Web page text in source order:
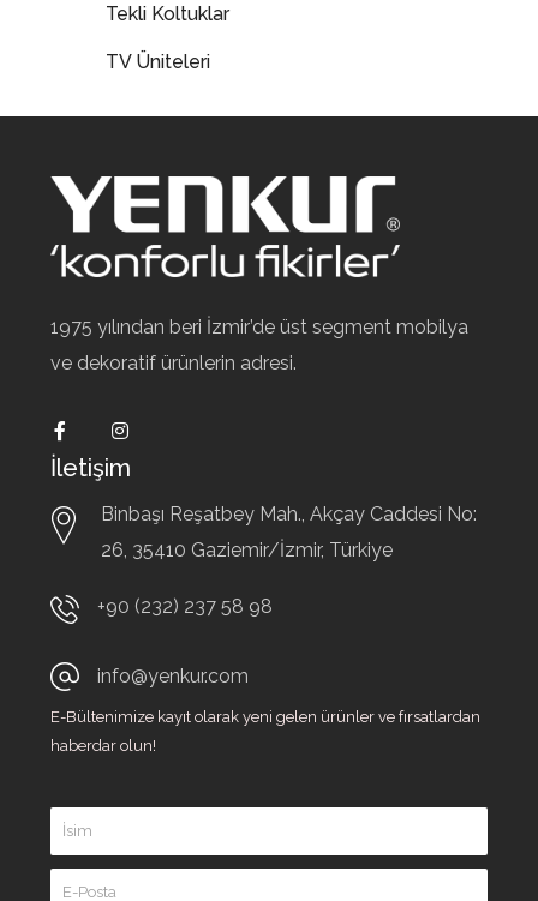
Tekli Koltuklar
TV Üniteleri
1975 yılından beri İzmir’de üst segment mobilya
ve dekoratif ürünlerin adresi.
İletişim
Binbaşı Reşatbey Mah., Akçay Caddesi No:
26, 35410 Gaziemir/İzmir, Türkiye
+90 (232) 237 58 98
info@yenkur.com
E-Bültenimize kayıt olarak yeni gelen ürünler ve fırsatlardan
haberdar olun!